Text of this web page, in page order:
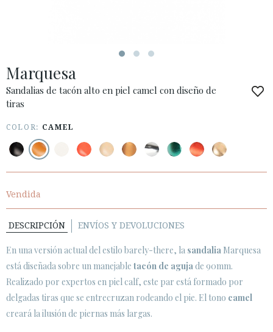
· ATENCIÓN AL CLIENTE
· ENVÍOS
· CAMBIOS Y DEVOLUCIONES
· AVISO LEGAL
ÁREA DE CLIENTES B2B
Marquesa
Sandalias de tacón alto en piel camel con diseño de
tiras
COLOR: CAMEL
Vendida
DESCRIPCIÓN ENVÍOS Y DEVOLUCIONES
En una versión actual del estilo barely-there, la sandalia Marquesa
está diseñada sobre un manejable tacón de agujade 90mm.
Realizado por expertos en piel calf, este par está formado por
delgadas tiras que se entrecruzan rodeando el pie. El tono camel
creará la ilusión de piernas más largas.